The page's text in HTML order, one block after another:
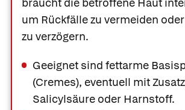
um Rückfälle zu vermeiden
zu verzögern.
Geeignet sind fettarme
(Cremes), eventuell mit
Salicylsäure oder Harnstoff.